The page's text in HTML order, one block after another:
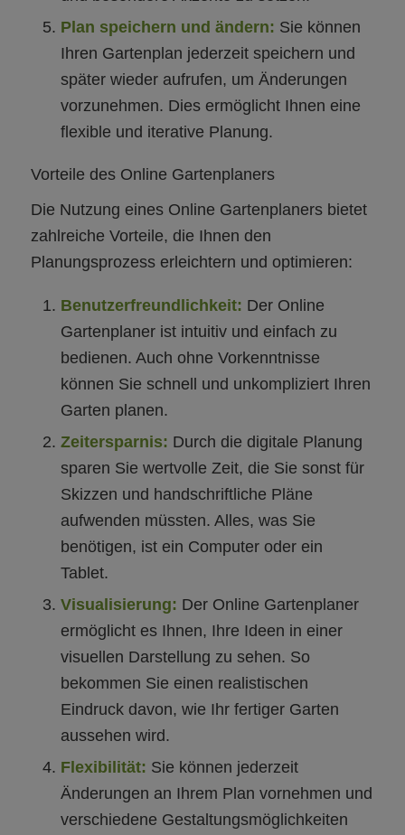
Plan speichern und ändern: Sie können
Ihren Gartenplan jederzeit speichern und
später wieder aufrufen, um Änderungen
vorzunehmen. Dies ermöglicht Ihnen eine
flexible und iterative Planung.
Vorteile des Online Gartenplaners
Die Nutzung eines Online Gartenplaners bietet
zahlreiche Vorteile, die Ihnen den
Planungsprozess erleichtern und optimieren:
Benutzerfreundlichkeit: Der Online
Gartenplaner ist intuitiv und einfach zu
bedienen. Auch ohne Vorkenntnisse
können Sie schnell und unkompliziert Ihren
Garten planen.
Zeitersparnis: Durch die digitale Planung
sparen Sie wertvolle Zeit, die Sie sonst für
Skizzen und handschriftliche Pläne
aufwenden müssten. Alles, was Sie
benötigen, ist ein Computer oder ein
Tablet.
Visualisierung: Der Online Gartenplaner
ermöglicht es Ihnen, Ihre Ideen in einer
visuellen Darstellung zu sehen. So
bekommen Sie einen realistischen
Eindruck davon, wie Ihr fertiger Garten
aussehen wird.
Flexibilität: Sie können jederzeit
Änderungen an Ihrem Plan vornehmen und
verschiedene Gestaltungsmöglichkeiten